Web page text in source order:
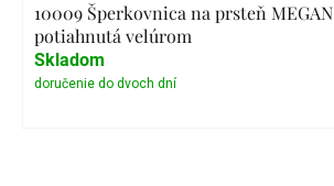
10009 Šperkovnica na prsteň MEGAN
potiahnutá velúrom
Skladom